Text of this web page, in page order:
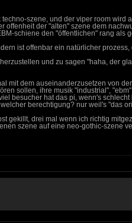
szene, und der viper room
der "alten" szene dem
schiene den "öffentlichen" rang als
ist offenbar ein natürlicher
und zu sagen "haha, der
mit dem auseinanderzusetzen von
sollen, ihre musik "industrial",
besucher hat das pi, wenn's schlecht
berechtigung? nur weil's "das
gekillt, drei mal wenn ich richtig
szene auf eine neo-gothic-szene